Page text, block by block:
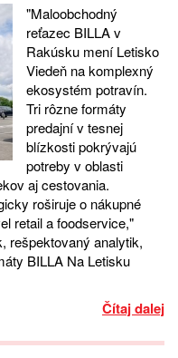
"Maloobchodný
reťazec BILLA v
Rakúsku mení Letisko
Viedeň na komplexný
ekosystém potravín.
Tri rôzne formáty
predajní v tesnej
blízkosti pokrývajú
potreby v oblasti
aj cestovania.
roširuje o nákupné
retail a foodservice,"
rešpektovaný analytik,
BILLA Na Letisku
Čítaj dalej